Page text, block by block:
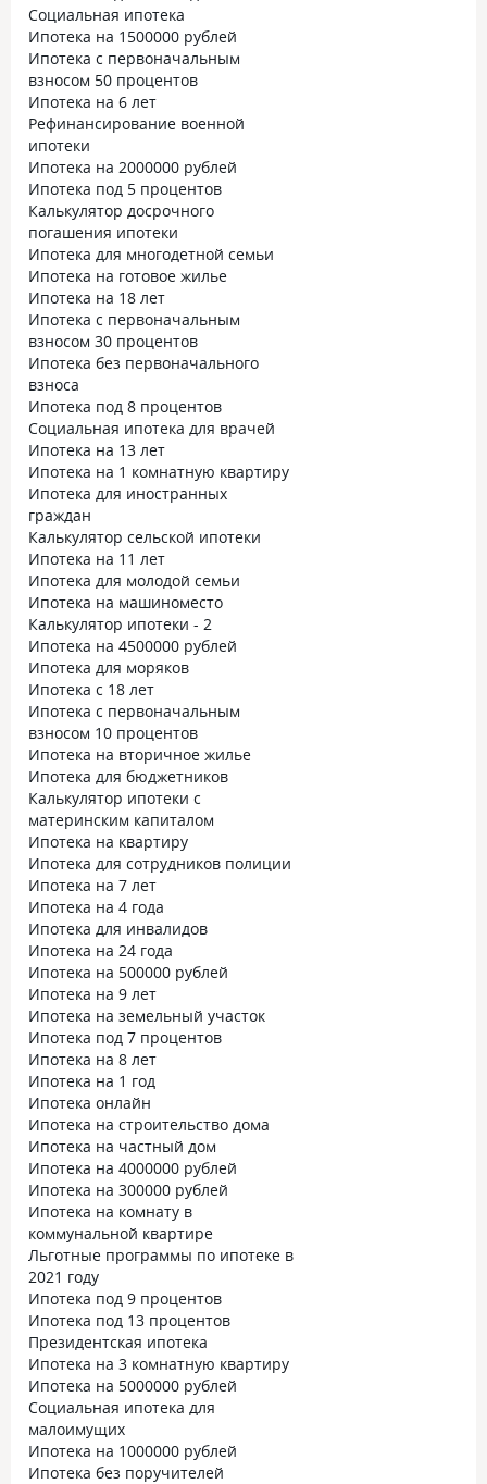
Социальная ипотека
Ипотека на 1500000 рублей
Ипотека с первоначальным
взносом 50 процентов
Ипотека на 6 лет
Рефинансирование военной
ипотеки
Ипотека на 2000000 рублей
Ипотека под 5 процентов
Калькулятор досрочного
погашения ипотеки
Ипотека для многодетной семьи
Ипотека на готовое жилье
Ипотека на 18 лет
Ипотека с первоначальным
взносом 30 процентов
Ипотека без первоначального
взноса
Ипотека под 8 процентов
Социальная ипотека для врачей
Ипотека на 13 лет
Ипотека на 1 комнатную квартиру
Ипотека для иностранных
граждан
Калькулятор сельской ипотеки
Ипотека на 11 лет
Ипотека для молодой семьи
Ипотека на машиноместо
Калькулятор ипотеки - 2
Ипотека на 4500000 рублей
Ипотека для моряков
Ипотека с 18 лет
Ипотека с первоначальным
взносом 10 процентов
Ипотека на вторичное жилье
Ипотека для бюджетников
Калькулятор ипотеки с
материнским капиталом
Ипотека на квартиру
Ипотека для сотрудников полиции
Ипотека на 7 лет
Ипотека на 4 года
Ипотека для инвалидов
Ипотека на 24 года
Ипотека на 500000 рублей
Ипотека на 9 лет
Ипотека на земельный участок
Ипотека под 7 процентов
Ипотека на 8 лет
Ипотека на 1 год
Ипотека онлайн
Ипотека на строительство дома
Ипотека на частный дом
Ипотека на 4000000 рублей
Ипотека на 300000 рублей
Ипотека на комнату в
коммунальной квартире
Льготные программы по ипотеке в
2021 году
Ипотека под 9 процентов
Ипотека под 13 процентов
Президентская ипотека
Ипотека на 3 комнатную квартиру
Ипотека на 5000000 рублей
Социальная ипотека для
малоимущих
Ипотека на 1000000 рублей
Ипотека без поручителей